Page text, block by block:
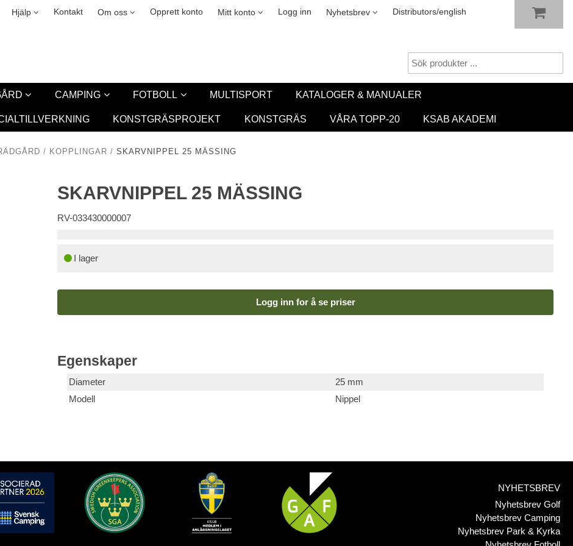
Hjälp
& Cookies Kontakt Om oss
Leasing Opprett konto Mitt konto Logg inn Nyhetsbrev
Newsletter Distributors/english
CAMPING FOTBOLL MULTISPORT KATALOGER & MANUALER
KONSTGRÄSPROJEKT KONSTGRÄS VÅRA TOPP-20 KSAB AKADEMI
/ KOPPLINGAR / SKARVNIPPEL 25 MÄSSING
SKARVNIPPEL 25 MÄSSING
RV-033430000007
I lager
Logg inn for å se priser
Egenskaper
Diameter
25 mm
Modell
Nippel
NYHETSBREV
Nyhetsbrev Golf
Nyhetsbrev Camping
Nyhetsbrev Park & Kyrka